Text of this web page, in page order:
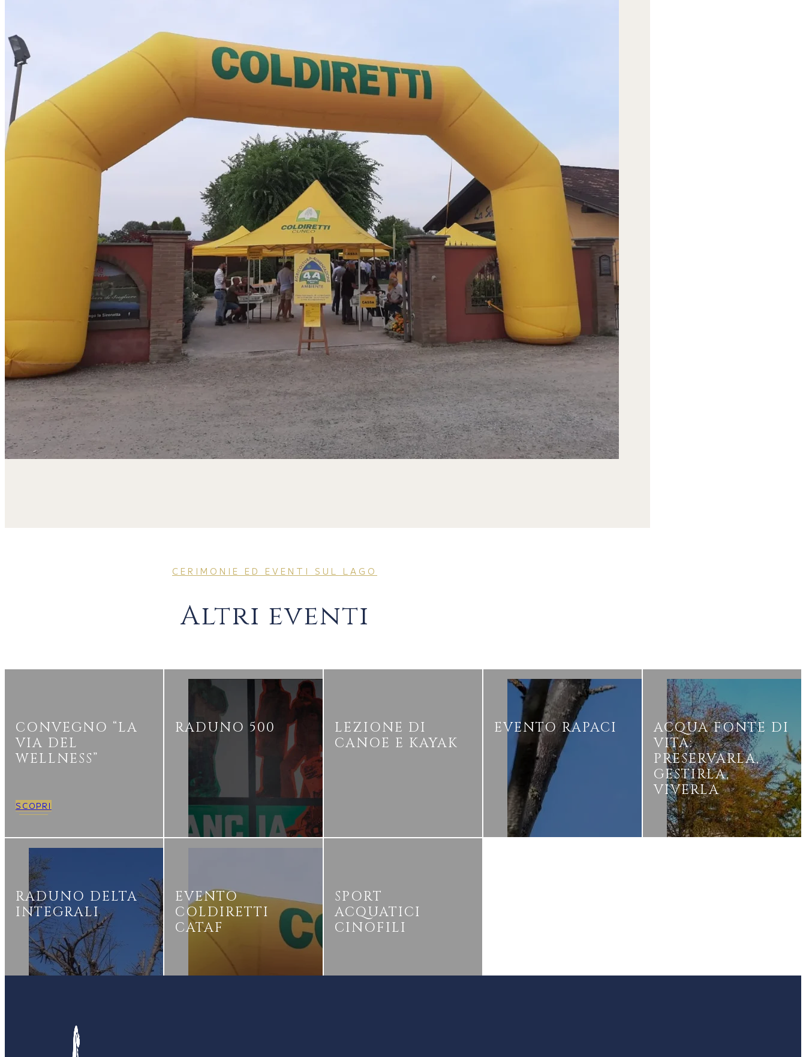
CERIMONIE ED EVENTI SUL LAGO
Altri eventi
CONVEGNO “LA
VIA DEL
WELLNESS”
SCOPRI
RADUNO 500
LEZIONE DI
CANOE E KAYAK
EVENTO RAPACI
ACQUA FONTE DI
VITA:
PRESERVARLA,
GESTIRLA,
VIVERLA
RADUNO DELTA
INTEGRALI
EVENTO
COLDIRETTI
CATAF
SPORT
ACQUATICI
CINOFILI